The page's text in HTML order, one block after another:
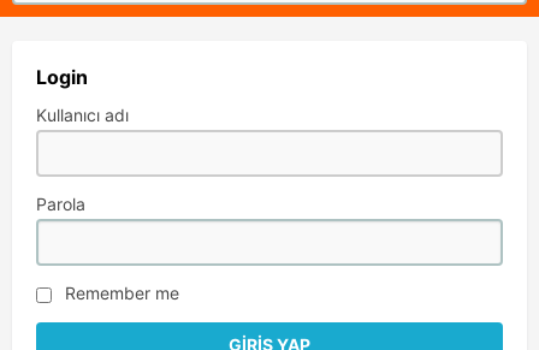
Login
Kullanıcı adı
Parola
Remember me